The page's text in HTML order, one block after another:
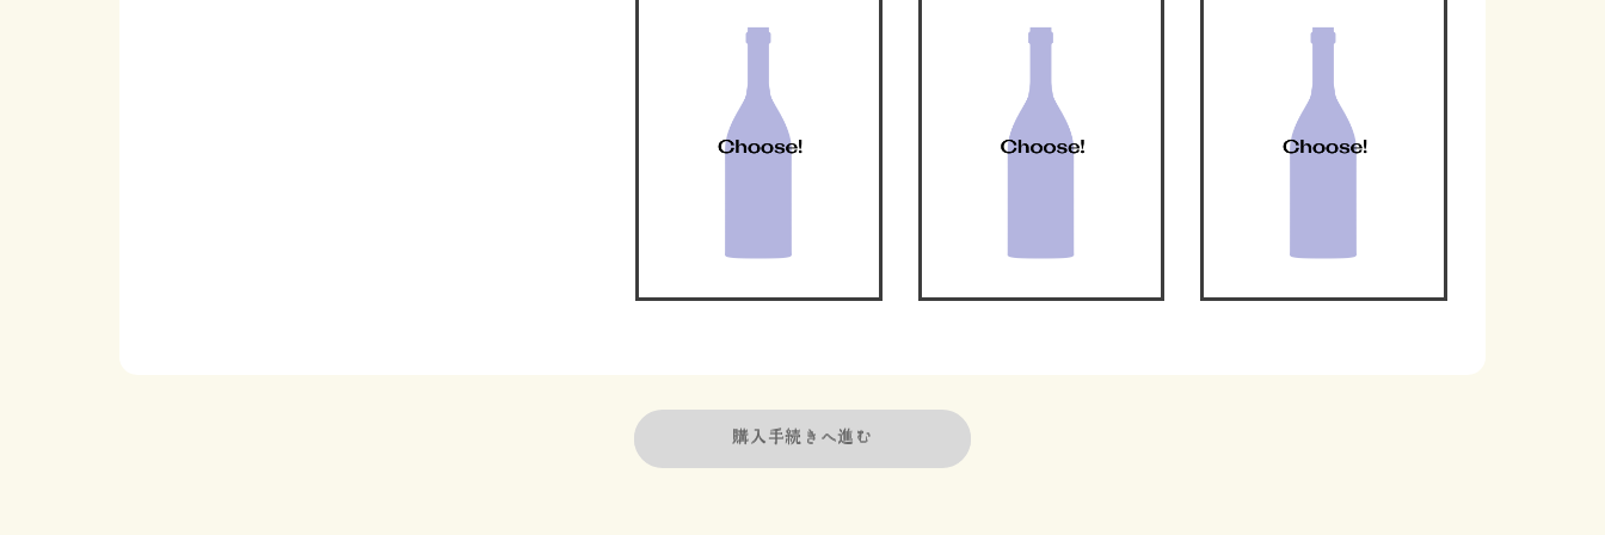
購入手続きへ進む
購入手続きへ進む